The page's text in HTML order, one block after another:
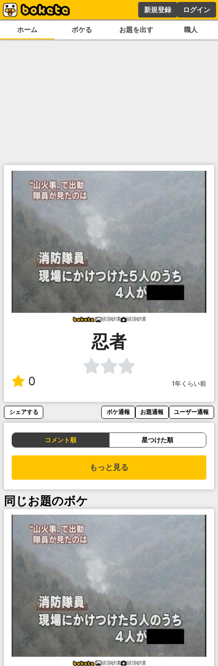
新規登録 ログイン
ホーム ボケる お題を出す 職人
頭頂砂漠 頭頂砂漠
忍者
0 1年くらい前
シェアする ボケ通報 お題通報 ユーザー通報
コメント順 星つけた順
もっと見る
同じお題のボケ
頭頂砂漠 頭頂砂漠